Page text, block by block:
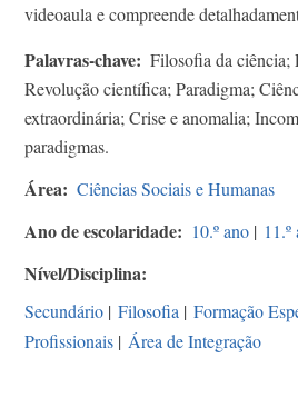
videoaula e compreende
Palavras-chave
Filosofia da ciência;
Revolução científica; Paradigma;
extraordinária; Crise e anomalia;
paradigmas.
Área Ciências Sociais e Humanas
Ano de escolaridade 10.º ano | 11.º
Nível/Disciplina
Secundário | Filosofia | Formação
Profissionais | Área de Integração